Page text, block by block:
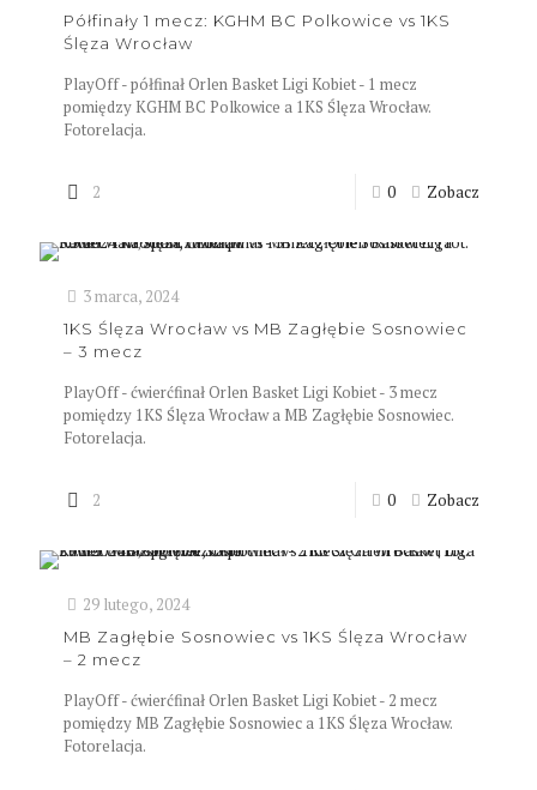
Półfinały 1 mecz: KGHM BC Polkowice vs 1KS
Ślęza Wrocław
PlayOff - półfinał Orlen Basket Ligi Kobiet - 1 mecz
pomiędzy KGHM BC Polkowice a 1KS Ślęza Wrocław.
Fotorelacja.
2 0 Zobacz
3 marca, 2024
1KS Ślęza Wrocław vs MB Zagłębie Sosnowiec
– 3 mecz
PlayOff - ćwierćfinał Orlen Basket Ligi Kobiet - 3 mecz
pomiędzy 1KS Ślęza Wrocław a MB Zagłębie Sosnowiec.
Fotorelacja.
2 0 Zobacz
29 lutego, 2024
MB Zagłębie Sosnowiec vs 1KS Ślęza Wrocław
– 2 mecz
PlayOff - ćwierćfinał Orlen Basket Ligi Kobiet - 2 mecz
pomiędzy MB Zagłębie Sosnowiec a 1KS Ślęza Wrocław.
Fotorelacja.